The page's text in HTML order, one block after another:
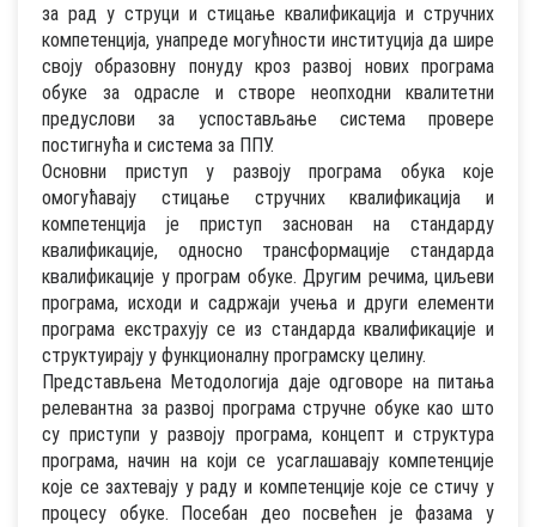
за рад у струци и стицање квалификација и стручних
компетенција, унапреде могућности институција да шире
своју образовну понуду кроз развој нових програма
обуке за одрасле и створе неопходни квалитетни
предуслови за успостављање система провере
постигнућа и система за ППУ.
Основни приступ у развоју програма обука које
омогућавају стицање стручних квалификација и
компетенција је приступ заснован на стандарду
квалификације, односно трансформације стандарда
квалификације у програм обуке. Другим речима, циљеви
програма, исходи и садржаји учења и други елементи
програма екстрахују се из стандарда квалификације и
структуирају у функционалну програмску целину.
Представљена Методологија даје одговоре на питања
релевантна за развој програма стручне обуке као што
су приступи у развоју програма, концепт и структура
програма, начин на који се усаглашавају компетенције
које се захтевају у раду и компетенције које се стичу у
процесу обуке. Посебан део посвећен је фазама у